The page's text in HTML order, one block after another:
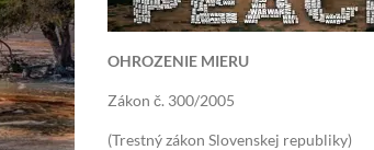
OHROZENIE MIERU
Zákon č. 300/2005
(Trestný zákon Slovenskej republiky)